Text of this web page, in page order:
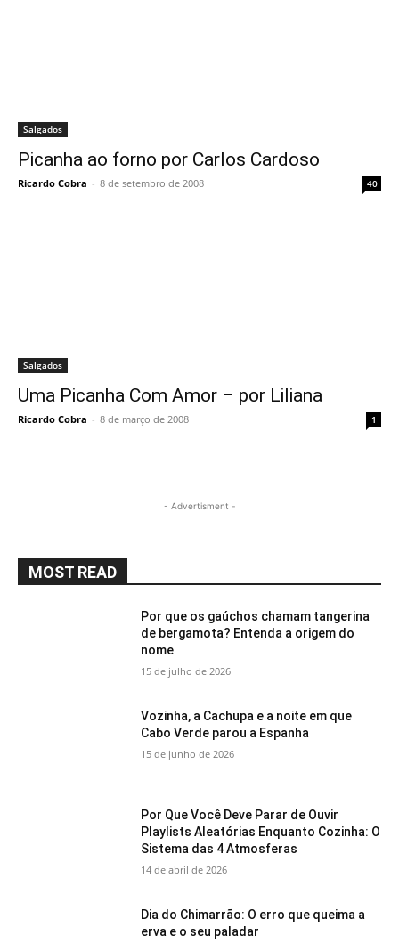
Salgados
Picanha ao forno por Carlos Cardoso
Ricardo Cobra - 8 de setembro de 2008 40
Salgados
Uma Picanha Com Amor – por Liliana
Ricardo Cobra - 8 de março de 2008 1
- Advertisment -
MOST READ
Por que os gaúchos chamam tangerina
de bergamota? Entenda a origem do
nome
15 de julho de 2026
Vozinha, a Cachupa e a noite em que
Cabo Verde parou a Espanha
15 de junho de 2026
Por Que Você Deve Parar de Ouvir
Playlists Aleatórias Enquanto Cozinha: O
Sistema das 4 Atmosferas
14 de abril de 2026
Dia do Chimarrão: O erro que queima a
erva e o seu paladar